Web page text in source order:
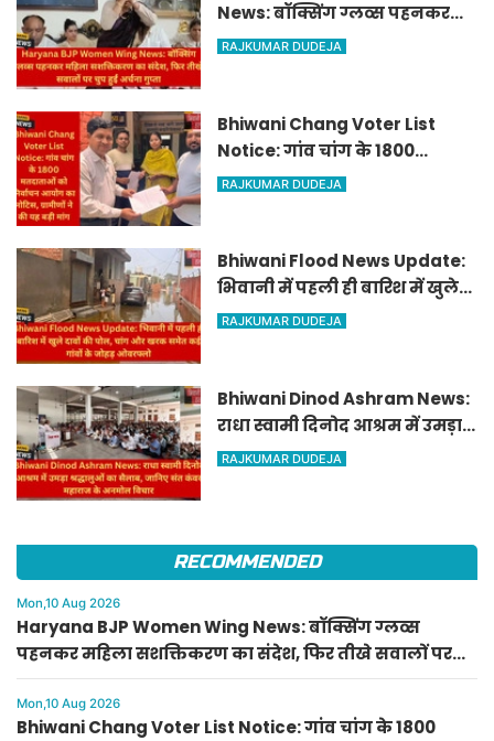
News: बॉक्सिंग ग्लव्स पहनकर
महिला सशक्तिकरण का संदेश, फिर
RAJKUMAR DUDEJA
Bhiwani Chang Voter List
Notice: गांव चांग के 1800
मतदाताओं को निर्वाचन आयोग का
RAJKUMAR DUDEJA
Bhiwani Flood News Update:
भिवानी में पहली ही बारिश में खुले
दावों की पोल, चांग और खरक समेत
RAJKUMAR DUDEJA
Bhiwani Dinod Ashram News:
राधा स्वामी दिनोद आश्रम में उमड़ा
श्रद्धालुओं का सैलाब, जानिए संत
RAJKUMAR DUDEJA
RECOMMENDED
Mon,10 Aug 2026
Haryana BJP Women Wing News: बॉक्सिंग ग्लव्स
पहनकर महिला सशक्तिकरण का संदेश, फिर तीखे सवालों पर
चुप हुईं अर्चना गुप्ता
Mon,10 Aug 2026
Bhiwani Chang Voter List Notice: गांव चांग के 1800